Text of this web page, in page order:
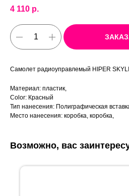
4 110 р.
Самолет радиоуправлемый HIPER
Материал: пластик,
Color: Красный
Тип нанесения: Полиграфическая
Место нанесения: коробка, коробка,
Возможно, вас